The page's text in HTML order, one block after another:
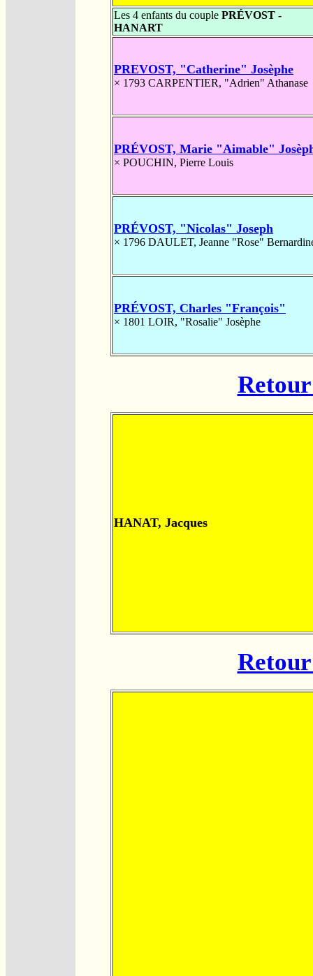
Les 4 enfants du couple PRÉVOST -
HANART
PREVOST, "Catherine" Josèphe
× 1793 CARPENTIER, "Adrien" Athanase
PRÉVOST, Marie "Aimable"
× POUCHIN, Pierre Louis
PRÉVOST, "Nicolas" Joseph
× 1796 DAULET, Jeanne "Rose"
PRÉVOST, Charles "François"
× 1801 LOIR, "Rosalie" Josèphe
HANAT, Jacques